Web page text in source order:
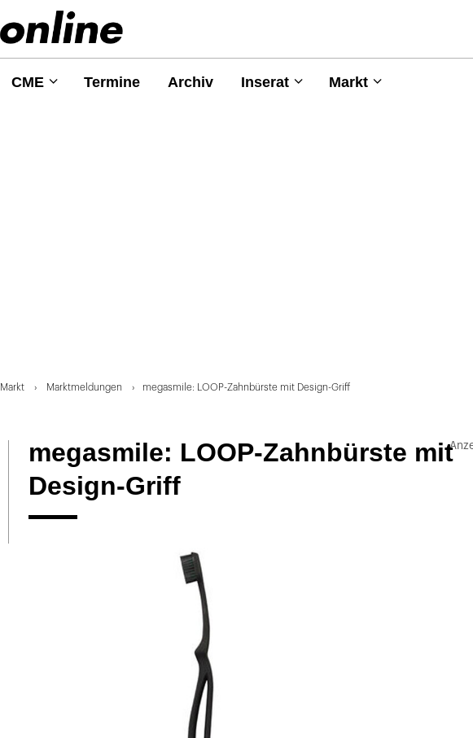
CME Termine Archiv Inserat Markt
Markt Marktmeldungen megasmile: LOOP-Zahnbürste mit Design-Griff
megasmile: LOOP-Zahnbürste mit
Design-Griff